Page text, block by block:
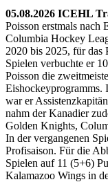
05.08.2026 ICEHL
Poisson erstmals nach
Columbia Hockey
2020 bis 2025, für
Spielen verbuchte er
Poisson die
Eishockeyprogramms.
war er
nahm der Kanadier
Golden Knights,
In der vergangenen
Profisaison. Für die
Spielen auf 11 (5+6)
Kalamazoo Wings in